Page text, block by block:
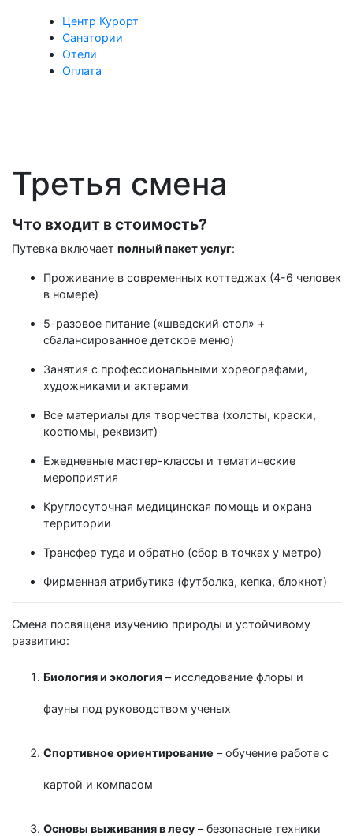
Центр Курорт
Санатории
Отели
Оплата
Третья смена
Что входит в стоимость?
Путевка включает полный пакет услуг:
Проживание в современных коттеджах (4-6 человек
в номере)
5-разовое питание («шведский стол» +
сбалансированное детское меню)
Занятия с профессиональными хореографами,
художниками и актерами
Все материалы для творчества (холсты, краски,
костюмы, реквизит)
Ежедневные мастер-классы и тематические
мероприятия
Круглосуточная медицинская помощь и охрана
территории
Трансфер туда и обратно (сбор в точках у метро)
Фирменная атрибутика (футболка, кепка, блокнот)
Смена посвящена изучению природы и устойчивому
развитию:
Биология и экология – исследование флоры и
фауны под руководством ученых
Спортивное ориентирование – обучение работе с
картой и компасом
Основы выживания в лесу – безопасные техники